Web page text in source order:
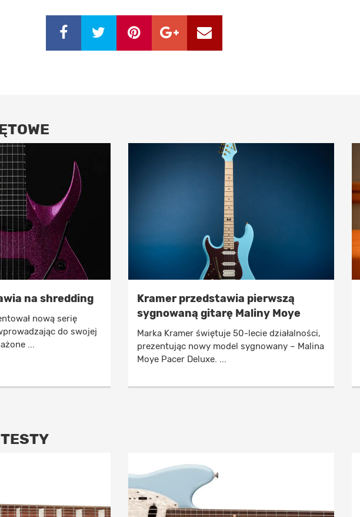
na shredding
nową serię
do swojej
...
Kramer przedstawia pierwszą
sygnowaną gitarę Maliny Moye
Marka Kramer świętuje 50-lecie działalności,
prezentując nowy model sygnowany – Malina
Moye Pacer Deluxe. ...